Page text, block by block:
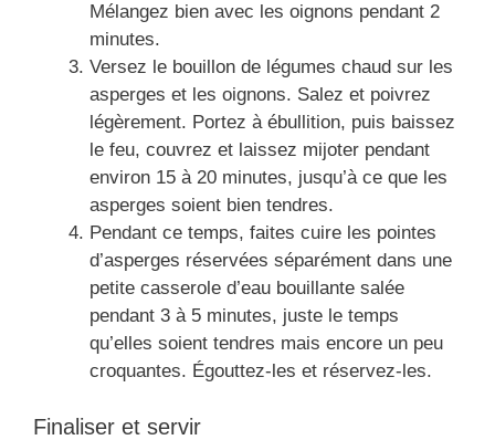
Mélangez bien avec les oignons pendant 2
minutes.
Versez le bouillon de légumes chaud sur les
asperges et les oignons. Salez et poivrez
légèrement. Portez à ébullition, puis baissez
le feu, couvrez et laissez mijoter pendant
environ 15 à 20 minutes, jusqu’à ce que les
asperges soient bien tendres.
Pendant ce temps, faites cuire les pointes
d’asperges réservées séparément dans une
petite casserole d’eau bouillante salée
pendant 3 à 5 minutes, juste le temps
qu’elles soient tendres mais encore un peu
croquantes. Égouttez-les et réservez-les.
Finaliser et servir